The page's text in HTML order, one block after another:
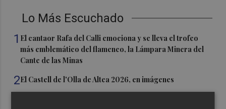
Lo Más Escuchado
1 El cantaor Rafa del Calli emociona y se lleva el trofeo
más emblemático del flamenco, la Lámpara Minera del
Cante de las Minas
2El Castell de l'Olla de Altea 2026, en imágenes